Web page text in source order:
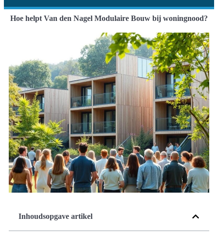
Hoe helpt Van den Nagel Modulaire Bouw bij woningnood?
Inhoudsopgave artikel